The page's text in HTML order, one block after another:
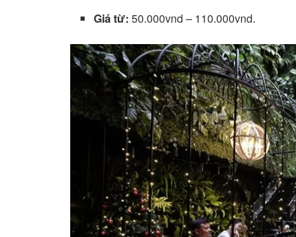
Giá từ: 50.000vnd – 110.000vnd.